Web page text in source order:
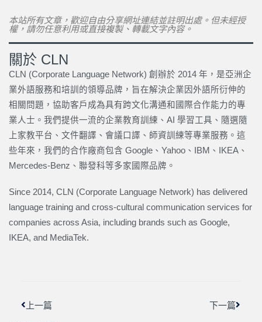
本站所有文章，歡迎自由分享網址連結並註明出處。但未經授
權，請勿任意利用或直接複製、轉載文字內容。
關於 CLN
CLN (Corporate Language Network) 創辦於 2014 年，是亞洲企
業外語服務和培訓的領導品牌，旨在解決企業因外語所衍伸的
相關問題，協助客戶成為具有跨文化溝通和國際合作能力的專
業人士。我們提供一流的企業教育訓練、AI 學習工具、隨選隨
上家教平台、文件翻譯、會議口譯、師資訓練等專業服務。這
些年來，我們的合作廠商包含 Google、Yahoo、IBM、IKEA、
Mercedes-Benz、聯發科等多家國際品牌。
Since 2014, CLN (Corporate Language Network) has delivered
language training and cross-cultural communication services for
companies across Asia, including brands such as Google,
IKEA, and MediaTek.
上一篇 下一篇